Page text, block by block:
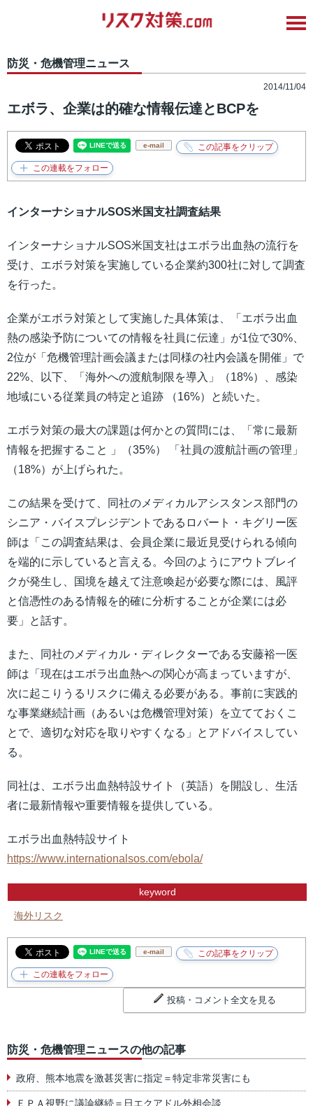
防災・危機管理ニュース
2014/11/04
エボラ、企業は的確な情報伝達とBCPを
e-mail
インターナショナルSOS米国支社調査結果
インターナショナルSOS米国支社はエボラ出血熱の流行を
受け、エボラ対策を実施している企業約300社に対して調査
を行った。
企業がエボラ対策として実施した具体策は、「エボラ出血
熱の感染予防についての情報を社員に伝達」が1位で30%、
2位が「危機管理計画会議または同様の社内会議を開催」で
22%、以下、「海外への渡航制限を導入」（18%）、感染
地域にいる従業員の特定と追跡 （16%）と続いた。
エボラ対策の最大の課題は何かとの質問には、「常に最新
情報を把握すること 」（35%） 「社員の渡航計画の管理」
（18%）が上げられた。
この結果を受けて、同社のメディカルアシスタンス部門の
シニア・バイスプレジデントであるロバート・キグリー医
師は「この調査結果は、会員企業に最近見受けられる傾向
を端的に示していると言える。今回のようにアウトブレイ
クが発生し、国境を越えて注意喚起が必要な際には、風評
と信憑性のある情報を的確に分析することが企業には必
要」と話す。
また、同社のメディカル・ディレクターである安藤裕一医
師は「現在はエボラ出血熱への関心が高まっていますが、
次に起こりうるリスクに備える必要がある。事前に実践的
な事業継続計画（あるいは危機管理対策）を立てておくこ
とで、適切な対応を取りやすくなる」とアドバイスしてい
る。
同社は、エボラ出血熱特設サイト（英語）を開設し、生活
者に最新情報や重要情報を提供している。
エボラ出血熱特設サイト
https://www.internationalsos.com/ebola/
keyword
海外リスク
e-mail
投稿・コメント全文を見る
防災・危機管理ニュースの他の記事
政府、熊本地震を激甚災害に指定＝特定非常災害にも
ＥＰＡ視野に議論継続＝日エクアドル外相会談